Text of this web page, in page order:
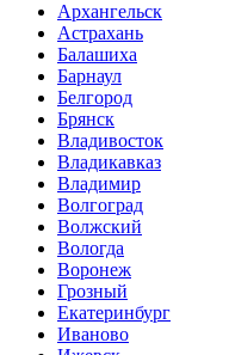
Архангельск
Астрахань
Балашиха
Барнаул
Белгород
Брянск
Владивосток
Владикавказ
Владимир
Волгоград
Волжский
Вологда
Воронеж
Грозный
Екатеринбург
Иваново